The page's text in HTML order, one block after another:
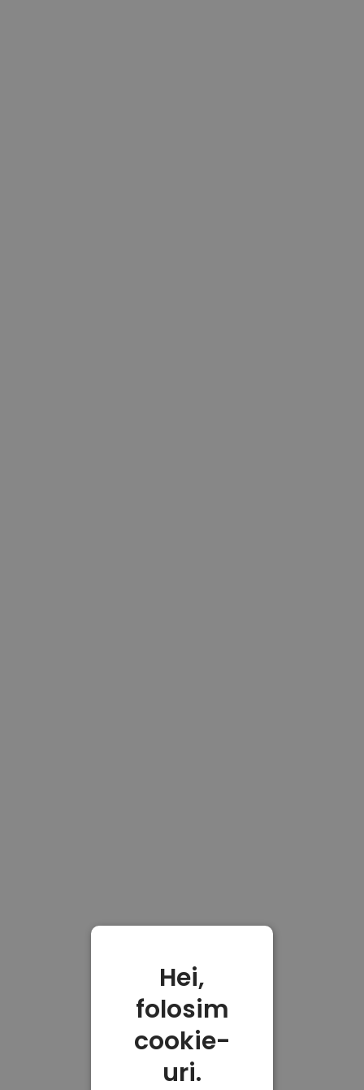
Hei,
folosim
cookie-
uri.